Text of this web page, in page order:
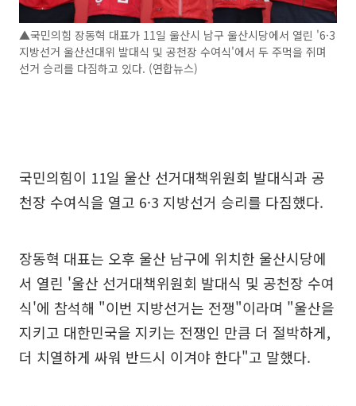
▲국민의힘 장동혁 대표가 11일 울산시 남구 울산시당에서 열린 '6·3
지방선거 울산선대위 발대식 및 공천장 수여식'에서 두 주먹을 쥐며
선거 승리를 다짐하고 있다. (연합뉴스)
국민의힘이 11일 울산 선거대책위원회 발대식과 공
천장 수여식을 열고 6·3 지방선거 승리를 다짐했다.
장동혁 대표는 오후 울산 남구에 위치한 울산시당에
서 열린 '울산 선거대책위원회 발대식 및 공천장 수여
식'에 참석해 "이번 지방선거는 전쟁"이라며 "울산을
지키고 대한민국을 지키는 전쟁인 만큼 더 절박하게,
더 치열하게 싸워 반드시 이겨야 한다"고 말했다.